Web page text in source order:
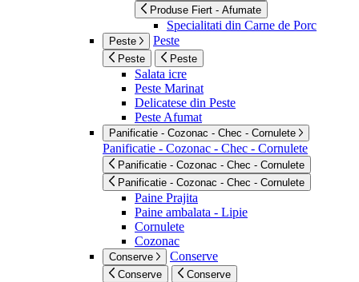
Produse Fiert - Afumate
Specialitati din Carne de Porc
Peste Peste
Peste Peste
Salata icre
Peste Marinat
Delicatese din Peste
Peste Afumat
Panificatie - Cozonac - Chec - Cornulete
Panificatie - Cozonac - Chec - Cornulete
Panificatie - Cozonac - Chec - Cornulete
Panificatie - Cozonac - Chec - Cornulete
Paine Prajita
Paine ambalata - Lipie
Cornulete
Cozonac
Conserve Conserve
Conserve Conserve